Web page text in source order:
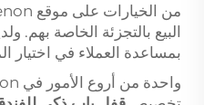
البيع بالتجزئة الخاصة بهم.
بمساعدة العملاء في اختيار